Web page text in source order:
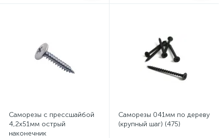
Саморезы с прессшайбой
4,2х51мм острый
наконечник
Саморезы 041мм по дереву
(крупный шаг) (475)